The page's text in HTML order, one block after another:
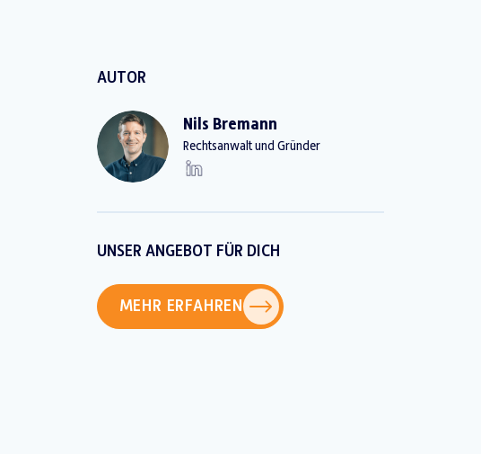
AUTOR
Nils Bremann
Rechtsanwalt und Gründer
UNSER ANGEBOT FÜR DICH
MEHR ERFAHREN